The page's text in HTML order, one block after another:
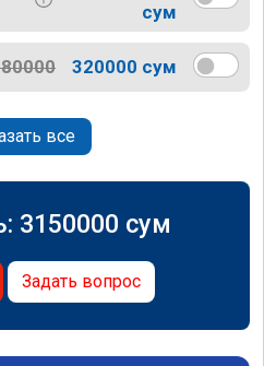
сум
320000 сум
все
3150000 сум
Задать вопрос